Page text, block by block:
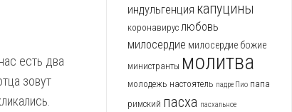
есть два
зовут
индульгенция капуцины
коронавирус любовь
милосердие милосердие божие
министранты молитва
молодежь настоятель падре Пио папа
римский пасха пасхальное